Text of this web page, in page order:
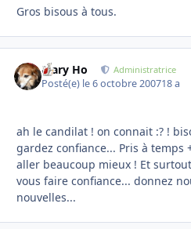
Gros bisous à tous.
Mary Ho Administratrice
Posté(e) le 6 octobre 200718 a
ah le candilat ! on connait :? !
gardez confiance... Pris à temps
aller beaucoup mieux ! Et
vous faire confiance... donnez
nouvelles...